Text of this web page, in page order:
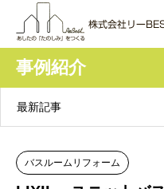
事例紹介
最新記事
バスルームリフォーム